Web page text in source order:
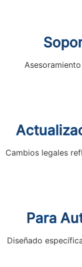
Cambios legales
Para
Diseñado